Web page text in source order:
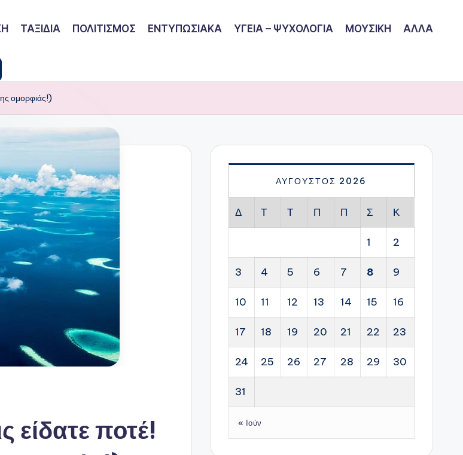
ΤΑΞΙΔΙΑ ΠΟΛΙΤΙΣΜΟΣ ΕΝΤΥΠΩΣΙΑΚΑ ΥΓΕΙΑ – ΨΥΧΟΛΟΓΙΑ ΜΟΥΣΙΚΗ ΑΛΛΑ
ομορφιάς!)
είδατε ποτέ!
ΑΎΓΟΥΣΤΟΣ 2026
Δ Τ Τ Π Π Σ Κ
1 2
3 4 5 6 7 8 9
10 11 12 13 14 15 16
17 18 19 20 21 22 23
24 25 26 27 28 29 30
31
« Ιούν